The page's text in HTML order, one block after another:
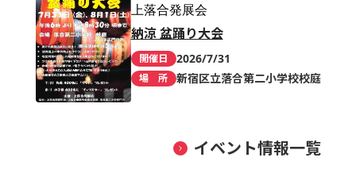
上落合発展会
納涼 盆踊り大会
開催日 2026/7/31
場 所 新宿区立落合第二小学校校庭
イベント情報一覧